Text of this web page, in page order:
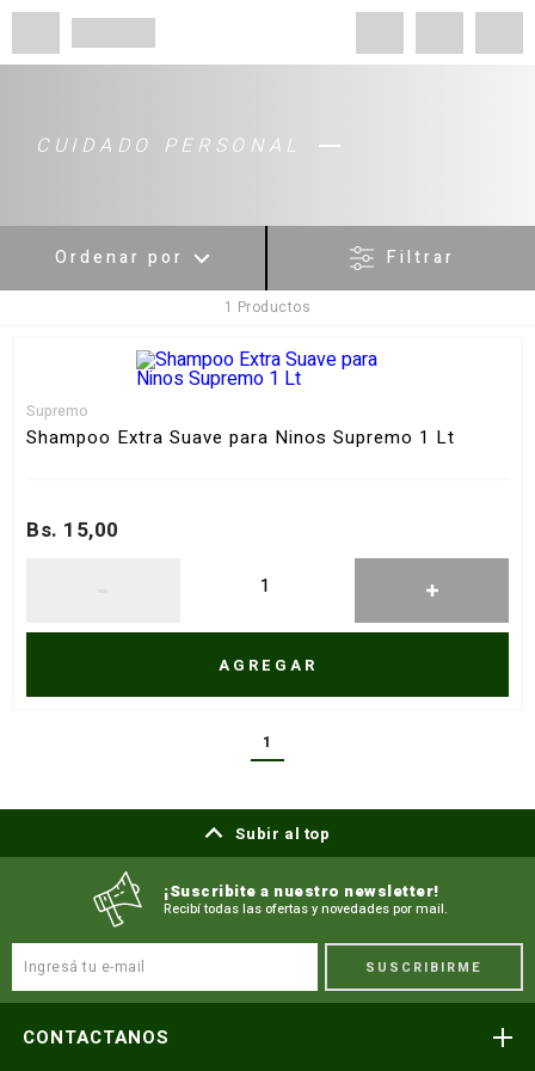
CUIDADO PERSONAL
Ordenar por
Más valorados
Fecha de lanzamiento
Filtrar
1 Productos
Supremo
Shampoo Extra Suave para Ninos Supremo 1 Lt
Bs. 15,00
AGREGAR
1
Subir al top
¡Suscribite a nuestro newsletter!
Recibí todas las ofertas y novedades por mail.
SUSCRIBIRME
CONTACTANOS